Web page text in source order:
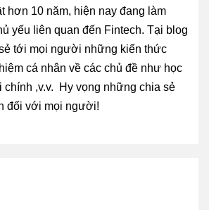
hơn 10 năm, hiện nay đang làm
yếu liên quan đến Fintech. Tại blog
tới mọi người những kiến thức
cá nhân về các chủ đề như học
chính ,v.v. Hy vọng những chia sẻ
đối với mọi người!